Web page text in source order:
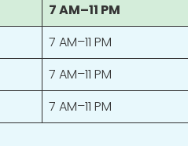
7 AM–11 PM
7 AM–11 PM
7 AM–11 PM
7 AM–11 PM